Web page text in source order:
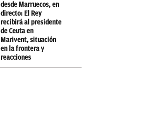
desde Marruecos, en
directo: El Rey
recibirá al presidente
de Ceuta en
Marivent, situación
en la frontera y
reacciones